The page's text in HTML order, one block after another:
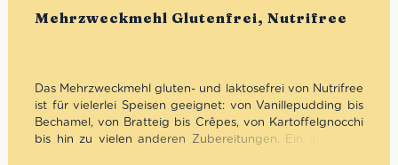
Mehrzweckmehl Glutenfrei, Nutrifree
Bewertet
Das Mehrzweckmehl gluten- und laktosefrei von Nutrifree
ist für vielerlei Speisen geeignet: von Vanillepudding bis
Bechamel, von Bratteig bis Crêpes, von Kartoffelgnocchi
bis hin zu vielen anderen Zubereitungen. Ein absolutes